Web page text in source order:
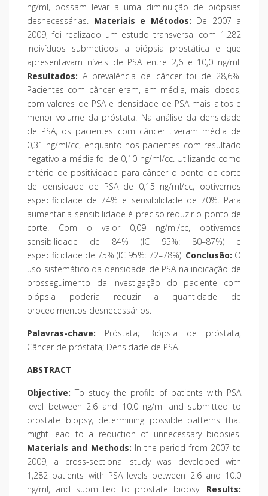
ng/ml, possam levar a uma diminuição de biópsias
desnecessárias. Materiais e Métodos: De 2007 a
2009, foi realizado um estudo transversal com 1.282
indivíduos submetidos a biópsia prostática e que
apresentavam níveis de PSA entre 2,6 e 10,0 ng/ml.
Resultados: A prevalência de câncer foi de 28,6%.
Pacientes com câncer eram, em média, mais idosos,
com valores de PSA e densidade de PSA mais altos e
menor volume da próstata. Na análise da densidade
de PSA, os pacientes com câncer tiveram média de
0,31 ng/ml/cc, enquanto nos pacientes com resultado
negativo a média foi de 0,10 ng/ml/cc. Utilizando como
critério de positividade para câncer o ponto de corte
de densidade de PSA de 0,15 ng/ml/cc, obtivemos
especificidade de 74% e sensibilidade de 70%. Para
aumentar a sensibilidade é preciso reduzir o ponto de
corte. Com o valor 0,09 ng/ml/cc, obtivemos
sensibilidade de 84% (IC 95%: 80–87%) e
especificidade de 75% (IC 95%: 72–78%). Conclusão: O
uso sistemático da densidade de PSA na indicação de
prosseguimento da investigação do paciente com
biópsia poderia reduzir a quantidade de
procedimentos desnecessários.
Palavras-chave: Próstata; Biópsia de próstata;
Câncer de próstata; Densidade de PSA.
ABSTRACT
Objective: To study the profile of patients with PSA
level between 2.6 and 10.0 ng/ml and submitted to
prostate biopsy, determining possible patterns that
might lead to a reduction of unnecessary biopsies.
Materials and Methods: In the period from 2007 to
2009, a cross-sectional study was developed with
1,282 patients with PSA levels between 2.6 and 10.0
ng/ml, and submitted to prostate biopsy. Results: